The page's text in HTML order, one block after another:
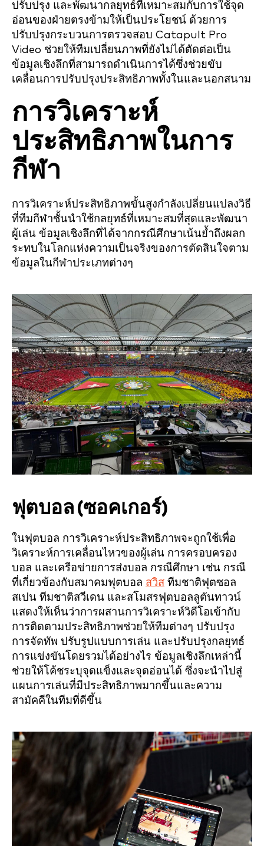
ปรับปรุง และพัฒนากลยุทธ์ที่เหมาะสมกับการใช้จุด
อ่อนของฝ่ายตรงข้ามให้เป็นประโยชน์ ด้วยการ
ปรับปรุงกระบวนการตรวจสอบ Catapult Pro
Video ช่วยให้ทีมเปลี่ยนภาพที่ยังไม่ได้ตัดต่อเป็น
ข้อมูลเชิงลึกที่สามารถดำเนินการได้ซึ่งช่วยขับ
เคลื่อนการปรับปรุงประสิทธิภาพทั้งในและนอกสนาม
การวิเคราะห์
ประสิทธิภาพในการ
กีฬา
การวิเคราะห์ประสิทธิภาพขั้นสูงกำลังเปลี่ยนแปลงวิธี
ที่ทีมกีฬาชั้นนำใช้กลยุทธ์ที่เหมาะสมที่สุดและพัฒนา
ผู้เล่น ข้อมูลเชิงลึกที่ได้จากกรณีศึกษาเน้นย้ำถึงผลก
ระทบในโลกแห่งความเป็นจริงของการตัดสินใจตาม
ข้อมูลในกีฬาประเภทต่างๆ
ฟุตบอล (ซอคเกอร์)
ในฟุตบอล การวิเคราะห์ประสิทธิภาพจะถูกใช้เพื่อ
วิเคราะห์การเคลื่อนไหวของผู้เล่น การครอบครอง
บอล และเครือข่ายการส่งบอล กรณีศึกษา เช่น กรณี
ที่เกี่ยวข้องกับสมาคมฟุตบอล สวิส ทีมชาติฟุตซอล
สเปน ทีมชาติสวีเดน และสโมสรฟุตบอลลูตันทาวน์
แสดงให้เห็นว่าการผสานการวิเคราะห์วิดีโอเข้ากับ
การติดตามประสิทธิภาพช่วยให้ทีมต่างๆ ปรับปรุง
การจัดทัพ ปรับรูปแบบการเล่น และปรับปรุงกลยุทธ์
การแข่งขันโดยรวมได้อย่างไร ข้อมูลเชิงลึกเหล่านี้
ช่วยให้โค้ชระบุจุดแข็งและจุดอ่อนได้ ซึ่งจะนำไปสู่
แผนการเล่นที่มีประสิทธิภาพมากขึ้นและความ
สามัคคีในทีมที่ดีขึ้น